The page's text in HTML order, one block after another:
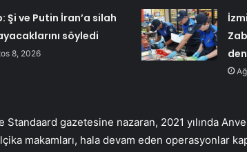
Şi ve Putin İran’a silah
söyledi
8, 2026
Standaard gazetesine nazaran, 2021 yılında
makamları, hala devam eden operasyonlar